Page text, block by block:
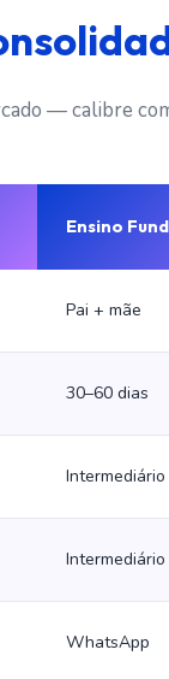
— calibre
Ensino
Pai + mãe
30–60 dias
Intermediário
Intermediário
WhatsApp